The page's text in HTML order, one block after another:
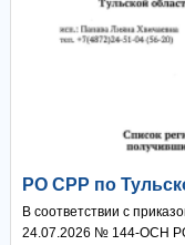
РО СРР по
В соответствии с
24.07.2026 № 144-ОСН